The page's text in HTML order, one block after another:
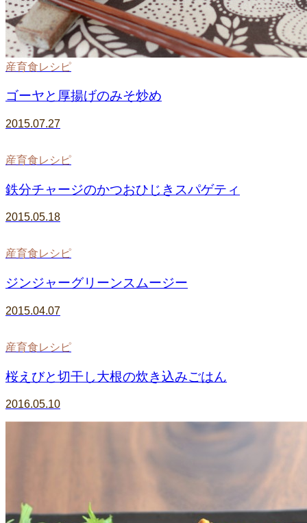
産育食レシピ
ゴーヤと厚揚げのみそ炒め
2015.07.27
産育食レシピ
鉄分チャージのかつおひじきスパゲティ
2015.05.18
産育食レシピ
ジンジャーグリーンスムージー
2015.04.07
産育食レシピ
桜えびと切干し大根の炊き込みごはん
2016.05.10